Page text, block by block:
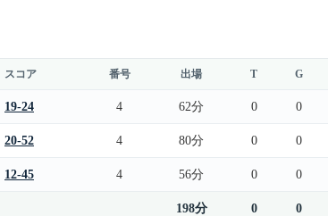
スコア 番号 出場 T G
19-24 4 62分 0 0
20-52 4 80分 0 0
12-45 4 56分 0 0
198分 0 0